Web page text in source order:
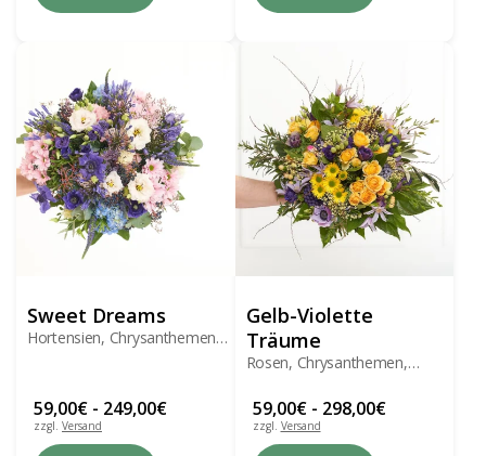
Optionen
können
auf
der
Produktseite
gewählt
werden
Optionen
können
auf
der
Produktseite
gewählt
werden
Sweet Dreams
Hortensien, Chrysanthemen,
59,00€ - 249,00€
zzgl. Versand
Gelb-Violette
Träume
Rosen, Chrysanthemen,
59,00€- 298,00€
zzgl. Versand